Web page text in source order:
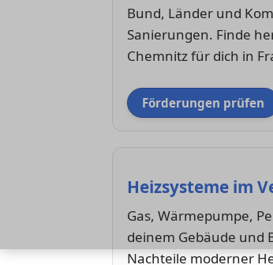
Bund, Länder und
Sanierungen. Finde
Chemnitz für dich in
Förderungen prüfen
Heizsysteme im
Gas, Wärmepumpe,
deinem Gebäude und
Nachteile moderner